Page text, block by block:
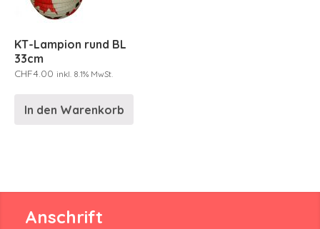
KT-Lampion rund BL
33cm
CHF4.00 inkl. 8.1% MwSt.
In den Warenkorb
Anschrift